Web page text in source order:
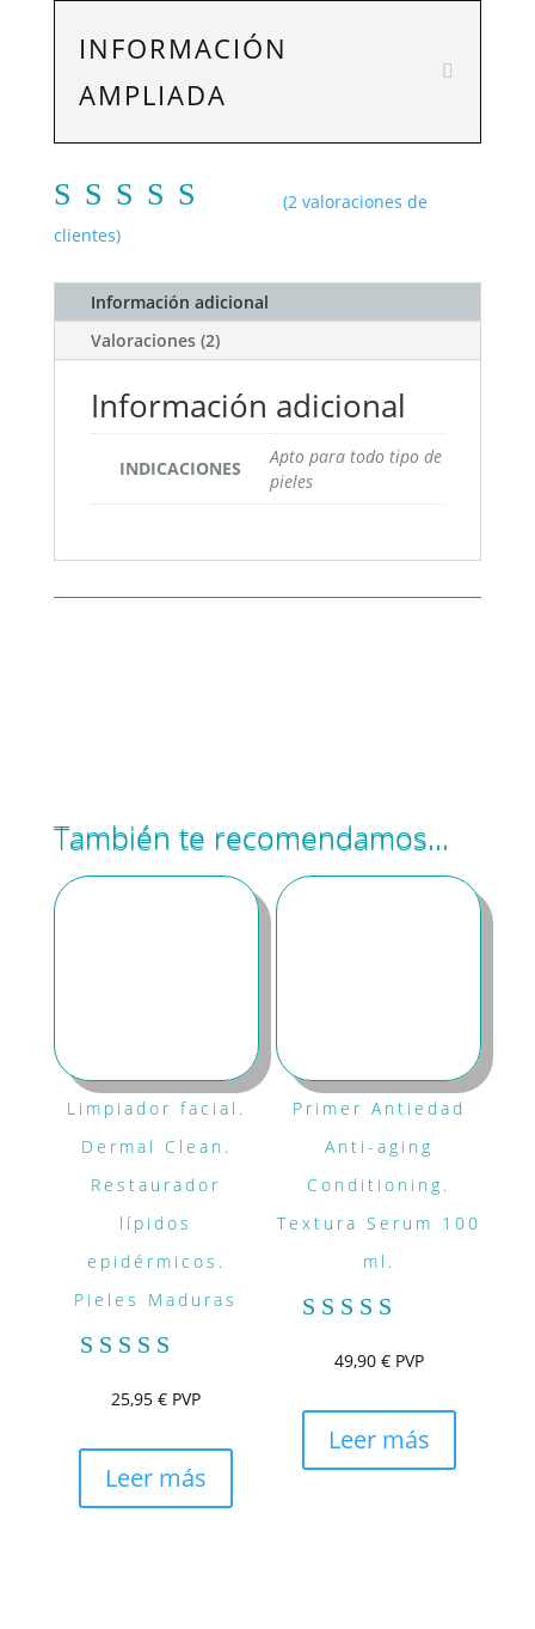
INFORMACIÓN
AMPLIADA
Valorad
5.00de
5 en
base a
valoraci
ones de
clientes
(2 valoraciones de
clientes)
Información adicional
Valoraciones (2)
Información adicional
INDICACIONES
Apto para todo tipo de
pieles
También te recomendamos…
Limpiador facial.
Dermal Clean.
Restaurador
lípidos
epidérmicos.
Pieles Maduras
con
de 5
25,95€ PVP
Leer más
Primer Antiedad
Anti-aging
Conditioning.
Textura Serum 100
ml.
con
de 5
49,90 € PVP
Leer más